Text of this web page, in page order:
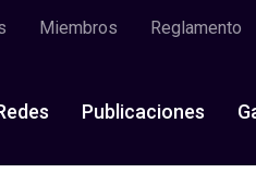
Miembros Reglamento
Publicaciones